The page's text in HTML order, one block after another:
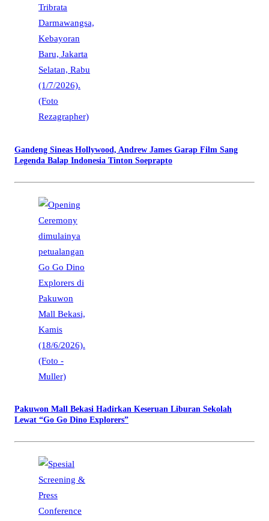
Gandeng Sineas Hollywood, Andrew James Garap Film Sang
Legenda Balap Indonesia Tinton Soeprapto
Pakuwon Mall Bekasi Hadirkan Keseruan Liburan Sekolah
Lewat “Go Go Dino Explorers”